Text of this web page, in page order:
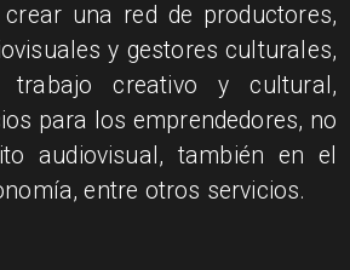
una red de productores,
y gestores culturales,
trabajo creativo y cultural,
para los emprendedores, no
audiovisual, también en el
entre otros servicios.